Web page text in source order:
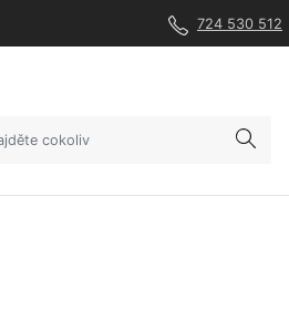
724 530 512